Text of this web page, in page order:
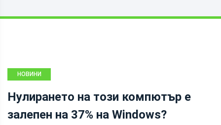
НОВИНИ
Нулирането на този компютър е
залепен на 37% на Windows?